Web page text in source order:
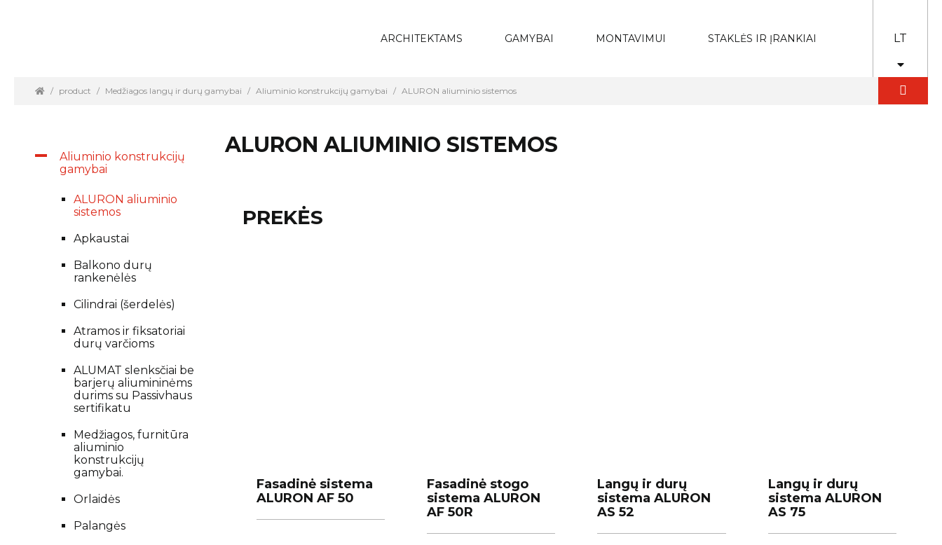
ARCHITEKTAMS GAMYBAI MONTAVIMUI STAKLĖS IR ĮRANKIAI LT
product Medžiagos langų ir durų gamybai Aliuminio konstrukcijų gamybai ALURON aliuminio sistemos
Aliuminio konstrukcijų
gamybai
ALURON aliuminio
sistemos
Apkaustai
Balkono durų
rankenėlės
Cilindrai (šerdelės)
Atramos ir fiksatoriai
durų varčioms
ALUMAT slenksčiai be
barjerų aliumininėms
durims su Passivhaus
sertifikatu
Medžiagos, furnitūra
aliuminio
konstrukcijų
gamybai.
Orlaidės
Palangės
ALURON ALIUMINIO SISTEMOS
PREKĖS
Fasadinė sistema
ALURON AF 50
Fasadinė sistema
ALURON AF 50
Fasadinė stogo
sistema ALURON
AF 50R
Fasadinė stogo
sistema ALURON
AF 50R
Langų ir durų
sistema ALURON
AS 52
Langų ir durų
sistema ALURON
AS 52
Langų ir durų
sistema ALURON
AS 75
Langų ir durų
sistema ALURON
AS 75